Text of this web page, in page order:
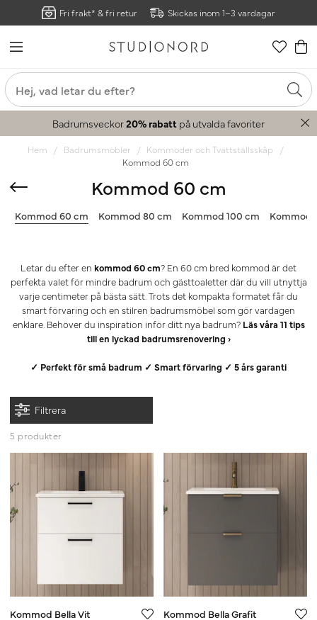
Fri frakt* & fri retur Skickas inom 1–3 vardagar
Badrumsveckor20% rabatt på utvalda favoriter
Hem Badrumsmöbler
Kommoder och Tvättställsskåp
Kommod 60 cm
Kommod 60 cm
Kommod 60 cm Kommod 80 cm Kommod 100 cm Kommod
Letar du efter en kommod 60 cm? En 60 cm bred kommod är det
perfekta valet för mindre badrum och gästtoaletter där du vill utnyttja
varje centimeter på bästa sätt. Trots det kompakta formatet får du
smart förvaring och en stilren badrumsmöbel som gör vardagen
enklare. Behöver du inspiration inför ditt nya badrum? Läs våra 11 tips
till en lyckad badrumsrenovering ›
✓ Perfekt för små badrum ✓ Smart förvaring ✓ 5 års garanti
Filtrera
5 produkter
Kommod Bella Vit Kommod Bella Grafit